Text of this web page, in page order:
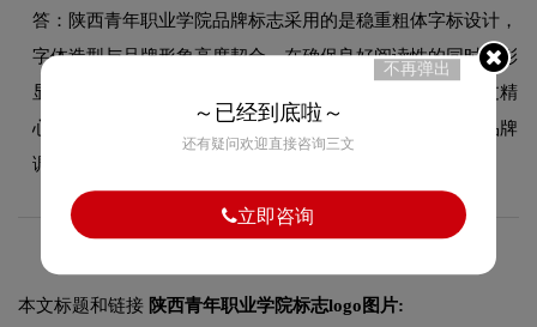
答：陕西青年职业学院品牌标志采用的是稳重粗体字标设计，
字体造型与品牌形象高度契合，在确保良好阅读性的同时，彰
显了品牌的字标设计风格。字体的结构、粗细及间距都经过精
心考量，使整体标志在不同尺寸和场景下均能保持一致的品牌
调性。
本文标题和链接 陕西青年职业学院标志logo图片:
不再弹出
～已经到底啦～
还有疑问欢迎直接咨询三文
立即咨询